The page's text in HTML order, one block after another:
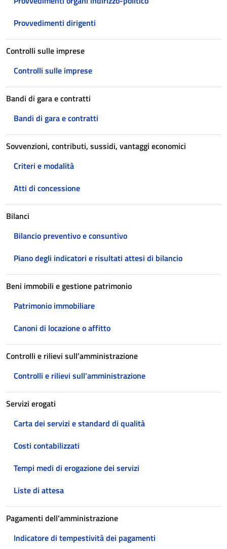
Provvedimenti dirigenti
Controlli sulle imprese
Controlli sulle imprese
Bandi di gara e contratti
Bandi di gara e contratti
Sovvenzioni, contributi, sussidi, vantaggi economici
Criteri e modalità
Atti di concessione
Bilanci
Bilancio preventivo e consuntivo
Piano degli indicatori e risultati attesi di bilancio
Beni immobili e gestione patrimonio
Patrimonio immobiliare
Canoni di locazione o affitto
Controlli e rilievi sull’amministrazione
Controlli e rilievi sull’amministrazione
Servizi erogati
Carta dei servizi e standard di qualità
Costi contabilizzati
Tempi medi di erogazione dei servizi
Liste di attesa
Pagamenti dell’amministrazione
Indicatore di tempestività dei pagamenti